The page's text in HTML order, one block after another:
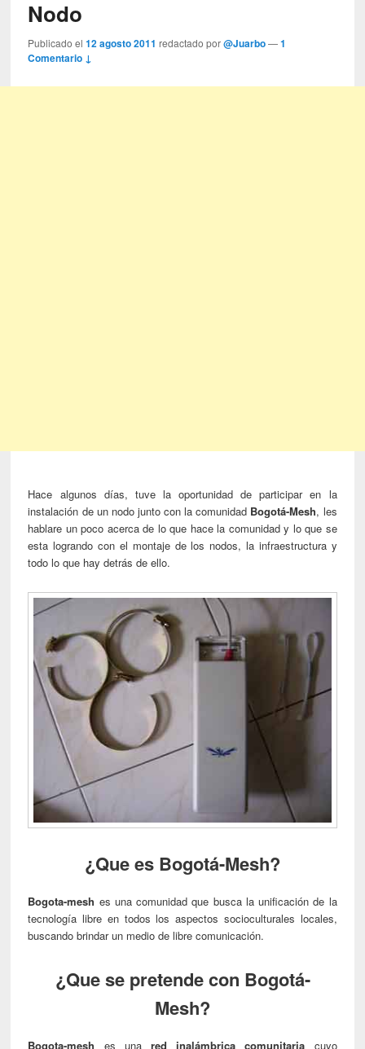
Nodo
Publicado el12 agosto 2011 redactado por@Juarbo —1
Comentario ↓
Hace algunos días, tuve la oportunidad de participar en la
instalación de un nodo junto con la comunidad Bogotá-Mesh, les
hablare un poco acerca de lo que hace la comunidad y lo que se
esta logrando con el montaje de los nodos, la infraestructura y
todo lo que hay detrás de ello.
¿Que es Bogotá-Mesh?
Bogota-mesh es una comunidad que busca la unificación de la
tecnología libre en todos los aspectos socioculturales locales,
buscando brindar un medio de libre comunicación.
¿Que se pretende con Bogotá-
Mesh?
Bogota-mesh es una red inalámbrica comunitaria cuyo